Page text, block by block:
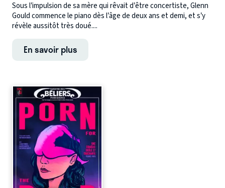
Sous l’impulsion de sa mère qui rêvait d’être concertiste, Glenn
Gould commence le piano dès l’âge de deux ans et demi, et s’y
révèle aussitôt très doué....
En savoir plus